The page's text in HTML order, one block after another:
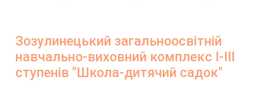
Зозулинецький загальноосвітній
навчально-виховний комплекс І-ІІІ
ступенів "Школа-дитячий садок"